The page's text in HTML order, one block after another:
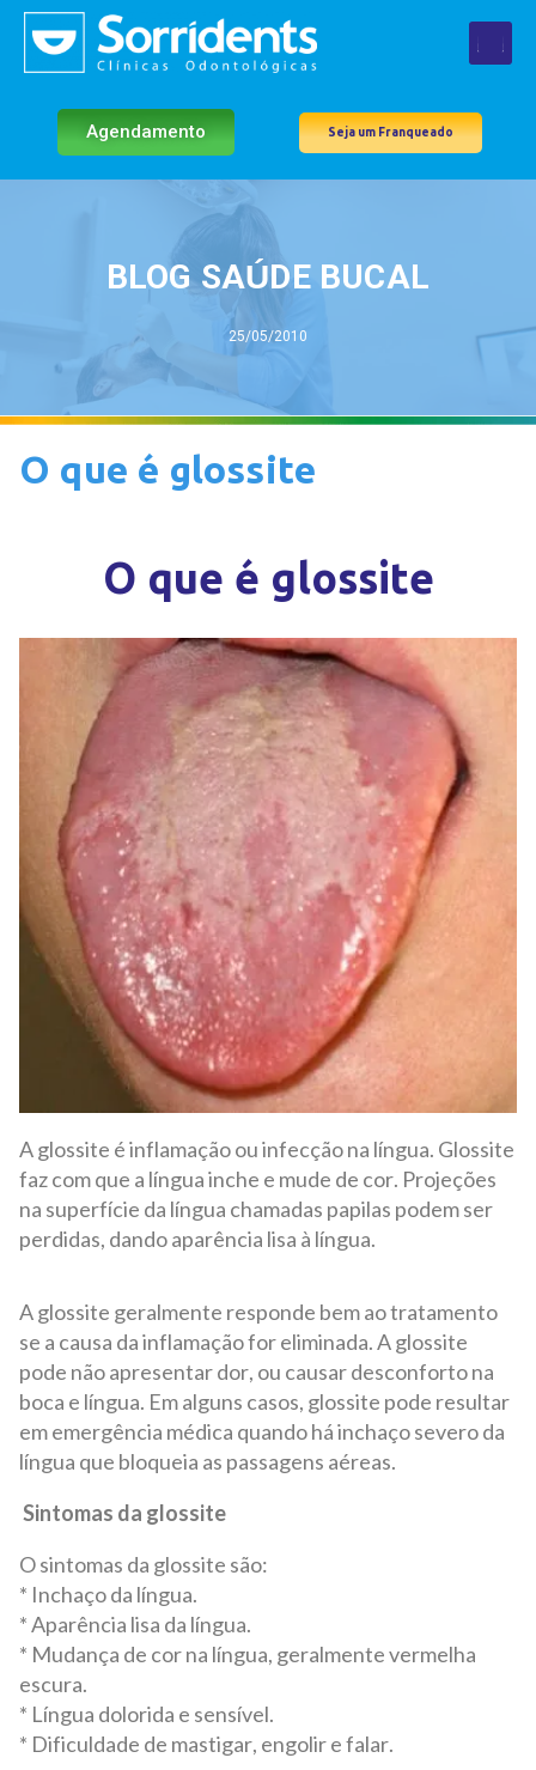
Agendamento Seja um Franqueado
BLOG SAÚDE BUCAL
25/05/2010
O que é glossite
O que é glossite
A glossite é inflamação ou infecção na língua. Glossite
faz com que a língua inche e mude de cor. Projeções
na superfície da língua chamadas papilas podem ser
perdidas, dando aparência lisa à língua.
A glossite geralmente responde bem ao tratamento
se a causa da inflamação for eliminada. A glossite
pode não apresentar dor, ou causar desconforto na
boca e língua. Em alguns casos, glossite pode resultar
em emergência médica quando há inchaço severo da
língua que bloqueia as passagens aéreas.
Sintomas da glossite
O sintomas da glossite são:
* Inchaço da língua.
* Aparência lisa da língua.
* Mudança de cor na língua, geralmente vermelha
escura.
* Língua dolorida e sensível.
* Dificuldade de mastigar, engolir e falar.